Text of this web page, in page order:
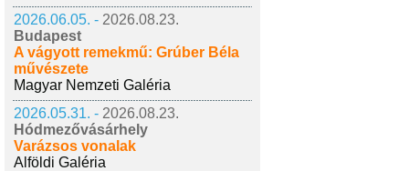
2026.06.05. - 2026.08.23.
Budapest
A vágyott remekmű: Grúber Béla
művészete
Magyar Nemzeti Galéria
2026.05.31. - 2026.08.23.
Hódmezővásárhely
Varázsos vonalak
Alföldi Galéria